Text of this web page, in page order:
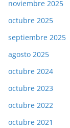
noviembre 2025
octubre 2025
septiembre 2025
agosto 2025
octubre 2024
octubre 2023
octubre 2022
octubre 2021